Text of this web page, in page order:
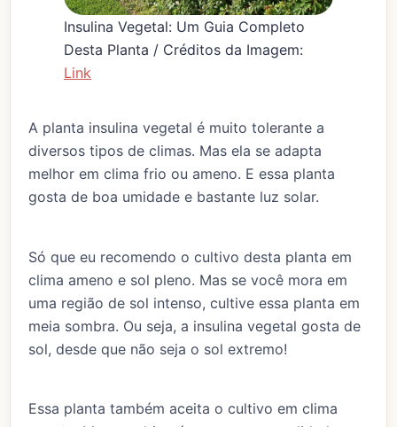
Insulina Vegetal: Um Guia Completo
Desta Planta / Créditos da Imagem:
Link
A planta insulina vegetal é muito tolerante a
diversos tipos de climas. Mas ela se adapta
melhor em clima frio ou ameno. E essa planta
gosta de boa umidade e bastante luz solar.
Só que eu recomendo o cultivo desta planta em
clima ameno e sol pleno. Mas se você mora em
uma região de sol intenso, cultive essa planta em
meia sombra. Ou seja, a insulina vegetal gosta de
sol, desde que não seja o sol extremo!
Essa planta também aceita o cultivo em clima